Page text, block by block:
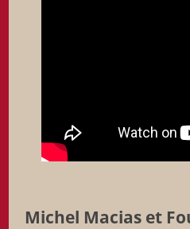
Michel Macias et